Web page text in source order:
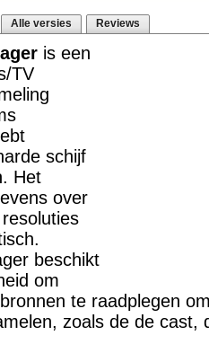
Alle versies Reviews
is een
TV
schijf
Het
over
beschikt
om
te raadplegen
zoals de de cast,